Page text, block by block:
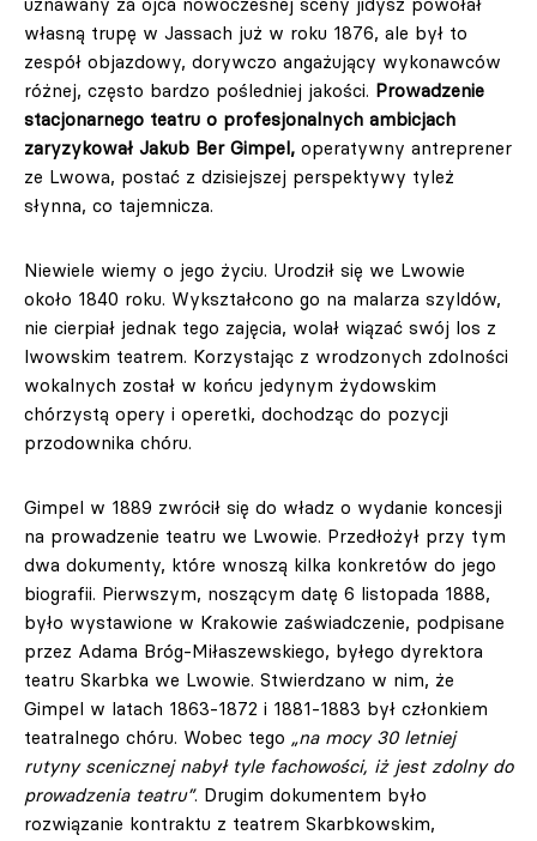
własną trupę w Jassach już w roku 1876, ale był to
zespół objazdowy, dorywczo angażujący wykonawców
różnej, często bardzo pośledniej jakości. Prowadzenie
stacjonarnego teatru o profesjonalnych ambicjach
zaryzykował Jakub Ber Gimpel, operatywny antreprener
ze Lwowa, postać z dzisiejszej perspektywy tyleż
słynna, co tajemnicza.
Niewiele wiemy o jego życiu. Urodził się we Lwowie
około 1840 roku. Wykształcono go na malarza szyldów,
nie cierpiał jednak tego zajęcia, wolał wiązać swój los z
lwowskim teatrem. Korzystając z wrodzonych zdolności
wokalnych został w końcu jedynym żydowskim
chórzystą opery i operetki, dochodząc do pozycji
przodownika chóru.
Gimpel w 1889 zwrócił się do władz o wydanie koncesji
na prowadzenie teatru we Lwowie. Przedłożył przy tym
dwa dokumenty, które wnoszą kilka konkretów do jego
biografii. Pierwszym, noszącym datę 6 listopada 1888,
było wystawione w Krakowie zaświadczenie, podpisane
przez Adama Bróg-Miłaszewskiego, byłego dyrektora
teatru Skarbka we Lwowie. Stwierdzano w nim, że
Gimpel w latach 1863-1872 i 1881-1883 był członkiem
teatralnego chóru. Wobec tego „na mocy 30 letniej
rutyny scenicznej nabył tyle fachowości, iż jest zdolny do
prowadzenia teatru”. Drugim dokumentem było
rozwiązanie kontraktu z teatrem Skarbkowskim,